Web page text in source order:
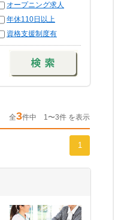
オープニング求人
年休110日以上
資格支援制度有
全3件中 1〜3件 を表示
1